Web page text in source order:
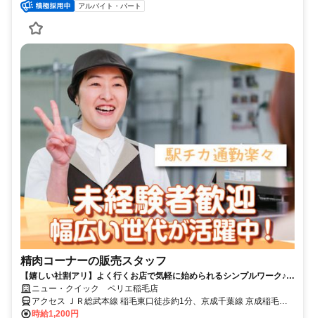
アルバイト・パート
精肉コーナーの販売スタッフ
【嬉しい社割アリ】よく行くお店で気軽に始められるシンプルワーク♪久
しぶりのお仕事にピッタリ＜履歴書不要＞
ニュー・クイック ペリエ稲毛店
アクセス ＪＲ総武本線 稲毛東口徒歩約1分、京成千葉線 京成稲毛徒
歩約9分、京成千葉線 みどり台徒歩約23分 中央・総武各駅停車「稲
時給1,200円